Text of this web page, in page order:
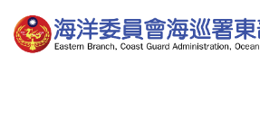
到
主
要